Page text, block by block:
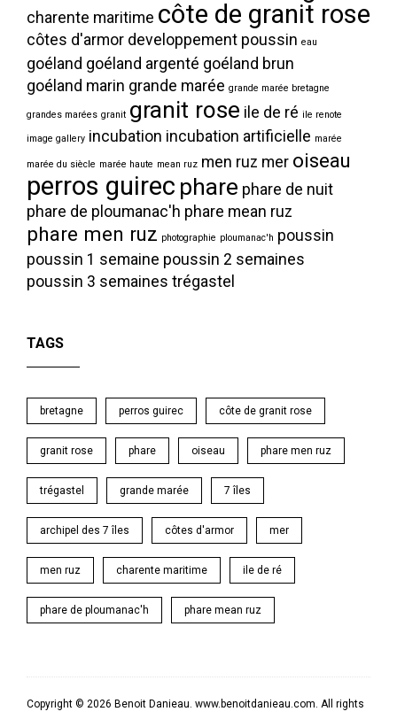
charente maritime côte de granit rose
côtes d'armor developpement poussin eau
goéland goéland argenté goéland brun
goéland marin grande marée grande marée bretagne
grandes marées granit granit rose ile de ré ile renote
image gallery incubation incubation artificielle marée
marée du siècle marée haute mean ruz men ruz mer oiseau
perros guirec phare phare de nuit
phare de ploumanac'h phare mean ruz
phare men ruz photographie ploumanac'h poussin
poussin 1 semaine poussin 2 semaines
poussin 3 semaines trégastel
TAGS
bretagne perros guirec côte de granit rose
granit rose phare oiseau phare men ruz
trégastel grande marée 7 îles
archipel des 7 îles côtes d'armor mer
men ruz charente maritime ile de ré
phare de ploumanac'h phare mean ruz
Copyright © 2026 Benoit Danieau. www.benoitdanieau.com. All rights